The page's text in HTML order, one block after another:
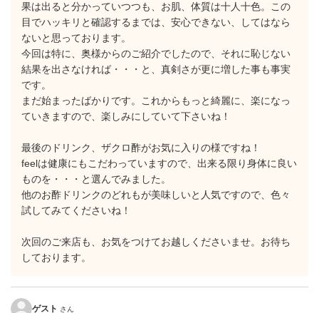
果は出ると分かっていつつも、お肌、体質は十人十色。この
目でハッキリと確認するまでは、安心できない、してはなら
ないと思っております。
今回は特に、奥様からのご紹介でしたので、それに恥じない
結果を出さなければ・・・と、真剣さが更に増した事も事実
です。
まだ始まったばかりです。これからもっと綺麗に、楽になっ
ていきますので、楽しみにしていて下さいね！
最後のドリンク、ザクロ酢がお気に入りの様ですね！
feelは健康にもこだわっていますので、出来る限り身体に良い
ものを・・・と選んでみました。
他のお酢ドリンクのどれもが美味しいと人気ですので、色々
試してみてくださいね！
次回のご来店も、お気をつけてお越しくださいませ。お待ち
しております。
ゲスト さん